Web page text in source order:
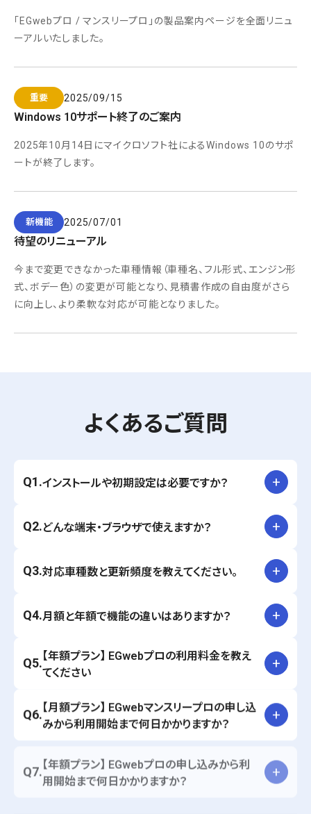
「EGwebプロ / マンスリープロ」の製品案内ページを全面リニュ
ーアルいたしました。
重要 2025/09/15
Windows 10サポート終了のご案内
2025年10月14日にマイクロソフト社によるWindows 10のサポ
ートが終了します。
新機能 2025/07/01
待望のリニューアル
今まで変更できなかった車種情報（車種名、フル形式、エンジン形
式、ボデー色）の変更が可能となり、見積書作成の自由度がさら
に向上し、より柔軟な対応が可能となりました。
よくあるご質問
Q1.インストールや初期設定は必要ですか？
Q2.どんな端末・ブラウザで使えますか？
Q3.対応車種数と更新頻度を教えてください。
Q4.月額と年額で機能の違いはありますか？
Q5. 【年額プラン】 EGwebプロの利用料金を教え
てください
Q6. 【月額プラン】 EGwebマンスリープロの申し込
みから利用開始まで何日かかりますか？
Q7. 【年額プラン】 EGwebプロの申し込みから利
用開始まで何日かかりますか？